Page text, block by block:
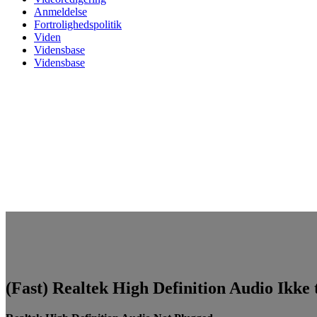
Anmeldelse
Fortrolighedspolitik
Viden
Vidensbase
Vidensbase
(Fast) Realtek High Definition Audio